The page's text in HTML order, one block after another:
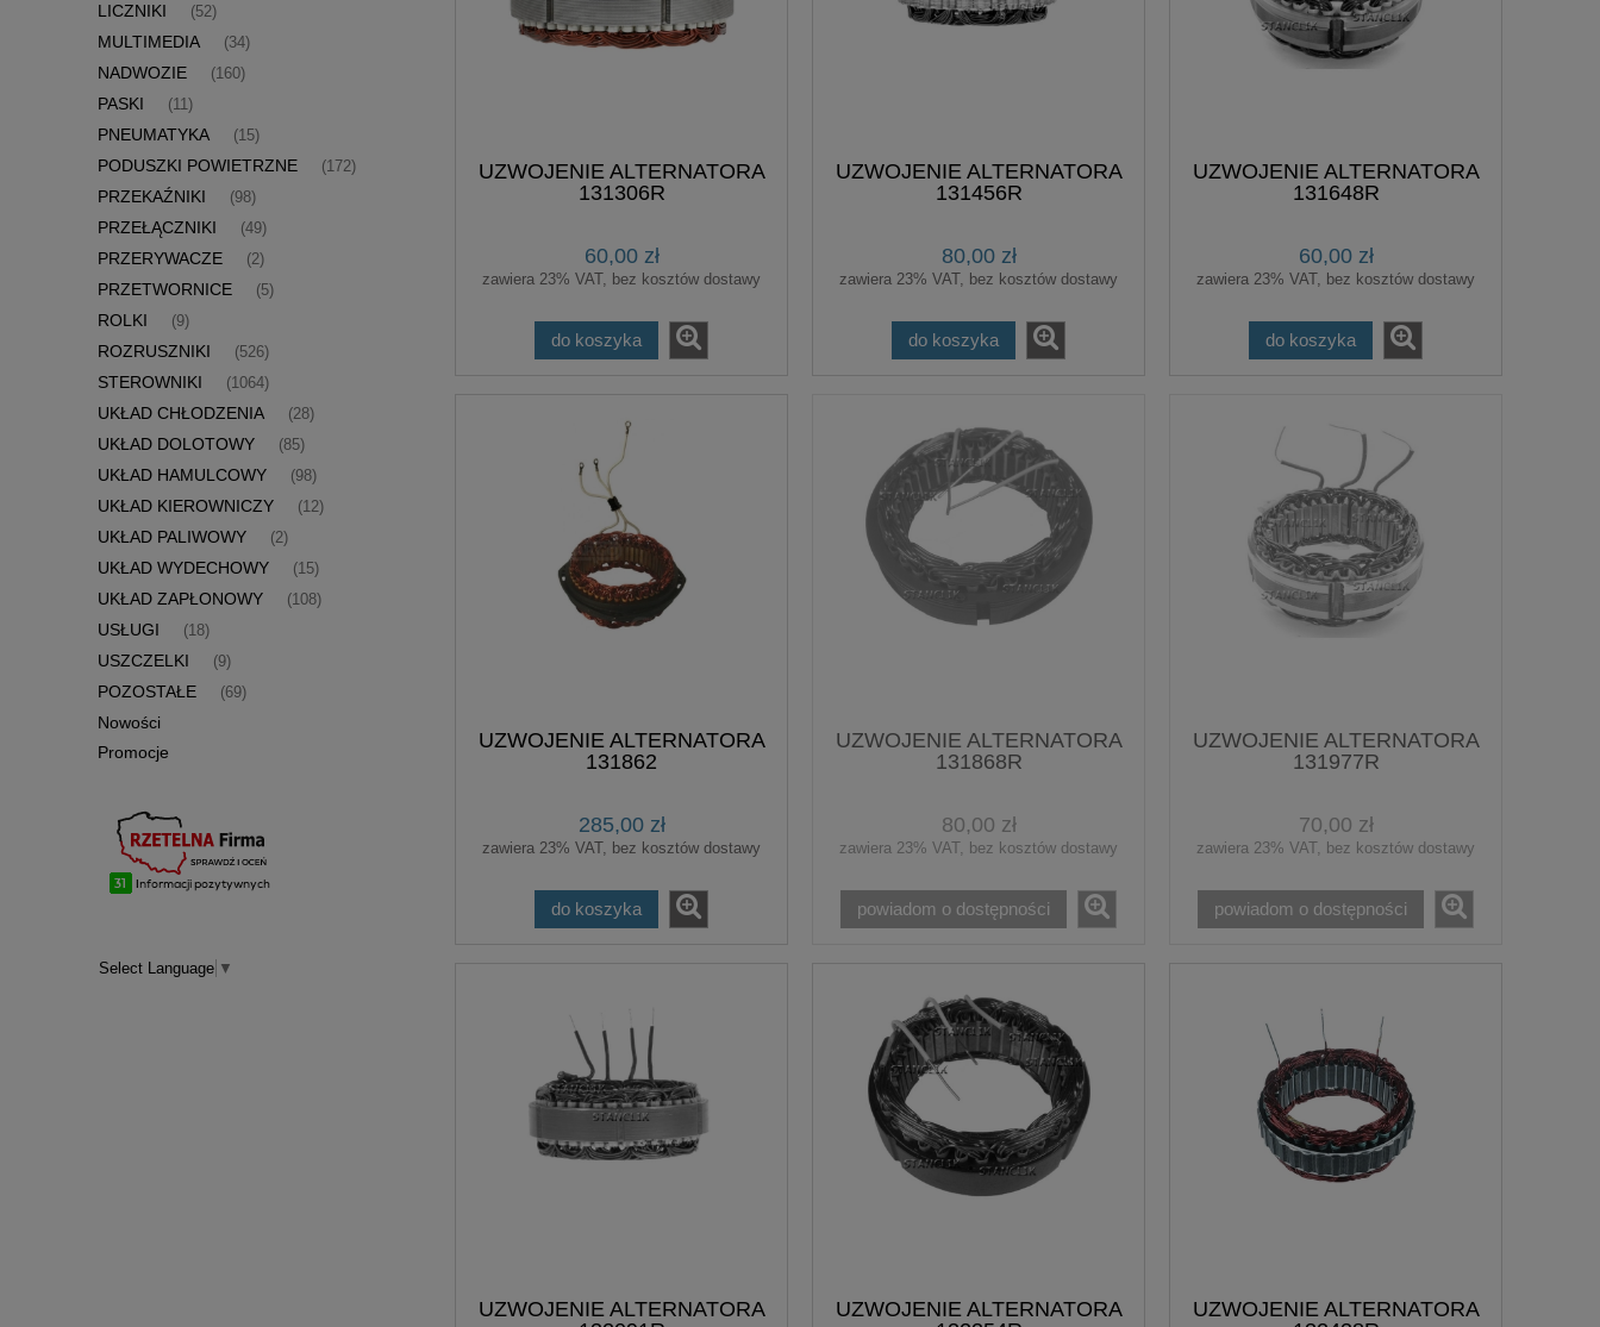
LICZNIKI (52)
MULTIMEDIA (34)
NADWOZIE (160)
PASKI (11)
PNEUMATYKA (15)
PODUSZKI POWIETRZNE (172)
PRZEKAŹNIKI (98)
PRZEŁĄCZNIKI (49)
PRZERYWACZE (2)
PRZETWORNICE (5)
ROLKI (9)
ROZRUSZNIKI (526)
STEROWNIKI (1064)
UKŁAD CHŁODZENIA (28)
UKŁAD DOLOTOWY (85)
UKŁAD HAMULCOWY (98)
UKŁAD KIEROWNICZY (12)
UKŁAD PALIWOWY (2)
UKŁAD WYDECHOWY (15)
UKŁAD ZAPŁONOWY (108)
USŁUGI (18)
USZCZELKI (9)
POZOSTAŁE (69)
Nowości
Promocje
Select Language ▼
UZWOJENIE ALTERNATORA
131306R
60,00 zł
zawiera 23% VAT, bez kosztów dostawy
do koszyka
UZWOJENIE ALTERNATORA
131456R
80,00 zł
zawiera 23% VAT, bez kosztów dostawy
do koszyka
UZWOJENIE ALTERNATORA
131648R
60,00 zł
zawiera 23% VAT, bez kosztów dostawy
do koszyka
UZWOJENIE ALTERNATORA
131862
285,00 zł
zawiera 23% VAT, bez kosztów dostawy
do koszyka
UZWOJENIE ALTERNATORA
131868R
80,00 zł
zawiera 23% VAT, bez kosztów dostawy
powiadom o dostępności
UZWOJENIE ALTERNATORA
131977R
70,00 zł
zawiera 23% VAT, bez kosztów dostawy
powiadom o dostępności
UZWOJENIE ALTERNATORA
UZWOJENIE ALTERNATORA
UZWOJENIE ALTERNATORA